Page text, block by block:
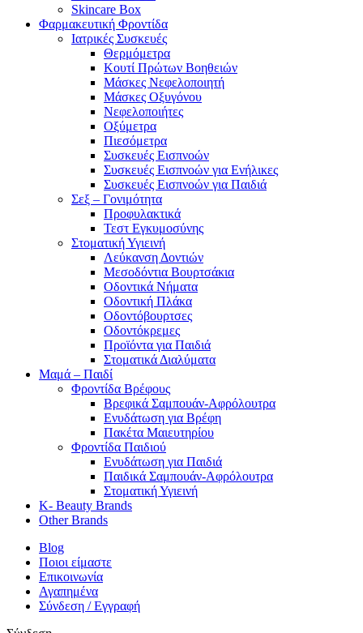
Skincare Box
Φαρμακευτική Φροντίδα
Ιατρικές Συσκευές
Θερμόμετρα
Κουτί Πρώτων Βοηθειών
Μάσκες Νεφελοποιητή
Μάσκες Οξυγόνου
Νεφελοποιήτες
Οξύμετρα
Πιεσόμετρα
Συσκευές Εισπνοών
Συσκευές Εισπνοών για Ενήλικες
Συσκευές Εισπνοών για Παιδιά
Σεξ – Γονιμότητα
Προφυλακτικά
Τεστ Εγκυμοσύνης
Στοματική Υγιεινή
Λεύκανση Δοντιών
Μεσοδόντια Βουρτσάκια
Οδοντικά Νήματα
Οδοντική Πλάκα
Οδοντόβουρτσες
Οδοντόκρεμες
Προϊόντα για Παιδιά
Στοματικά Διαλύματα
Μαμά – Παιδί
Φροντίδα Βρέφους
Βρεφικά Σαμπουάν-Αφρόλουτρα
Ενυδάτωση για Βρέφη
Πακέτα Μαιευτηρίου
Φροντίδα Παιδιού
Ενυδάτωση για Παιδιά
Παιδικά Σαμπουάν-Αφρόλουτρα
Στοματική Υγιεινή
K- Beauty Brands
Other Brands
Blog
Ποιοι είμαστε
Επικοινωνία
Αγαπημένα
Σύνδεση / Εγγραφή